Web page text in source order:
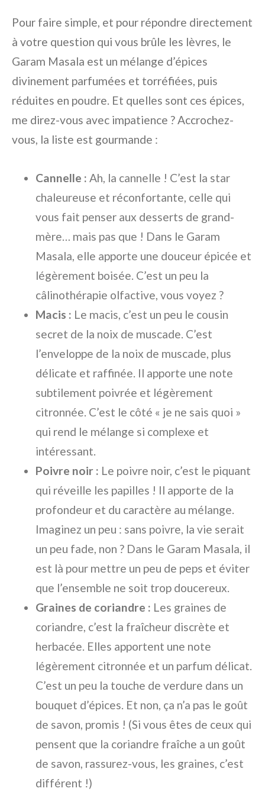
Pour faire simple, et pour répondre directement
à votre question qui vous brûle les lèvres, le
Garam Masala est un mélange d’épices
divinement parfumées et torréfiées, puis
réduites en poudre. Et quelles sont ces épices,
me direz-vous avec impatience ? Accrochez-
vous, la liste est gourmande :
Cannelle : Ah, la cannelle ! C’est la star
chaleureuse et réconfortante, celle qui
vous fait penser aux desserts de grand-
mère… mais pas que ! Dans le Garam
Masala, elle apporte une douceur épicée et
légèrement boisée. C’est un peu la
câlinothérapie olfactive, vous voyez ?
Macis : Le macis, c’est un peu le cousin
secret de la noix de muscade. C’est
l’enveloppe de la noix de muscade, plus
délicate et raffinée. Il apporte une note
subtilement poivrée et légèrement
citronnée. C’est le côté « je ne sais quoi »
qui rend le mélange si complexe et
intéressant.
Poivre noir : Le poivre noir, c’est le piquant
qui réveille les papilles ! Il apporte de la
profondeur et du caractère au mélange.
Imaginez un peu : sans poivre, la vie serait
un peu fade, non ? Dans le Garam Masala, il
est là pour mettre un peu de peps et éviter
que l’ensemble ne soit trop doucereux.
Graines de coriandre : Les graines de
coriandre, c’est la fraîcheur discrète et
herbacée. Elles apportent une note
légèrement citronnée et un parfum délicat.
C’est un peu la touche de verdure dans un
bouquet d’épices. Et non, ça n’a pas le goût
de savon, promis ! (Si vous êtes de ceux qui
pensent que la coriandre fraîche a un goût
de savon, rassurez-vous, les graines, c’est
différent !)